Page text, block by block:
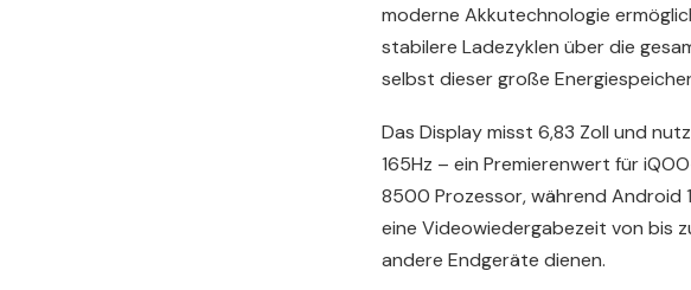
moderne Akkutechnologie
stabilere Ladezyklen über die
selbst dieser große
Das Display misst 6,83 Zoll und
165Hz – ein Premierenwert für
8500 Prozessor, während Android
eine Videowiedergabezeit von bis
andere Endgeräte dienen.